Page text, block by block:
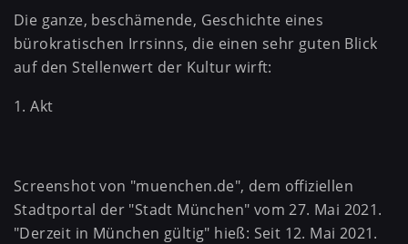
Die ganze, beschämende, Geschichte eines
bürokratischen Irrsinns, die einen sehr guten Blick
auf den Stellenwert der Kultur wirft:
1. Akt
Screenshot von "muenchen.de", dem offiziellen
Stadtportal der "Stadt München" vom 27. Mai 2021.
"Derzeit in München gültig" hieß: Seit 12. Mai 2021.